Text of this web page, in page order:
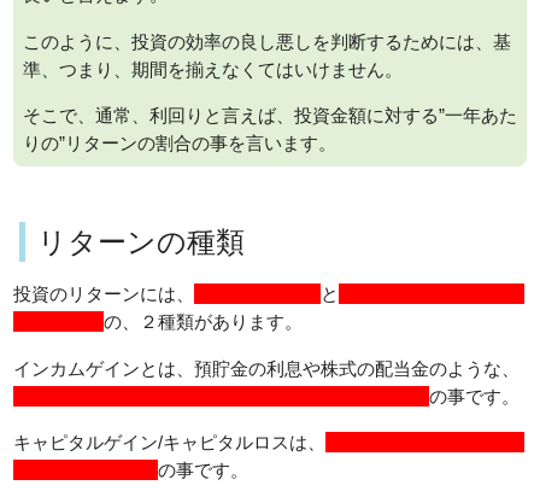
このように、投資の効率の良し悪しを判断するためには、基
準、つまり、期間を揃えなくてはいけません。
そこで、通常、利回りと言えば、投資金額に対する”一年あた
りの”リターンの割合の事を言います。
リターンの種類
投資のリターンには、 と
ピタルロスの、２種類があります。
インカムゲインとは、預貯金の利息や株式の配当金のような、
その資産を保有していることによって得られる利益の事です。
キャピタルゲイン/キャピタルロスは、
る利益または損失の事です。